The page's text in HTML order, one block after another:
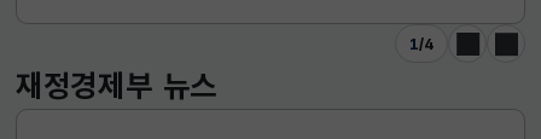
1/4
이전 다음
재정경제부 뉴스